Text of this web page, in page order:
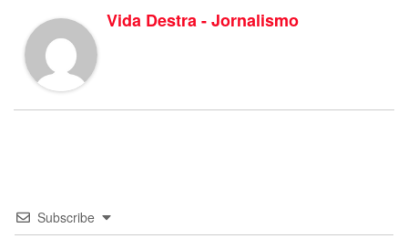
Vida Destra - Jornalismo
Subscribe